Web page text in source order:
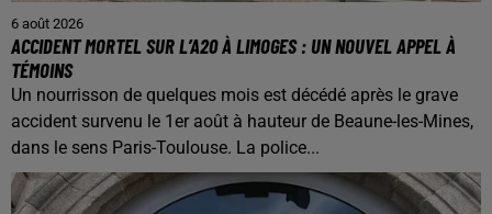
6 août 2026
ACCIDENT MORTEL SUR L’A20 À LIMOGES : UN NOUVEL APPEL À
TÉMOINS
Un nourrisson de quelques mois est décédé après le grave
accident survenu le 1er août à hauteur de Beaune-les-Mines,
dans le sens Paris-Toulouse. La police...